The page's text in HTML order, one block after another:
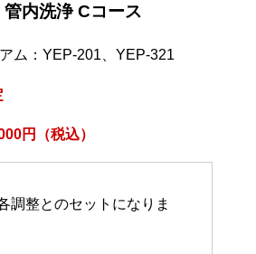
内洗浄 Cコース
ム：YEP-201、YEP-321
円（税込）
調整とのセットになりま